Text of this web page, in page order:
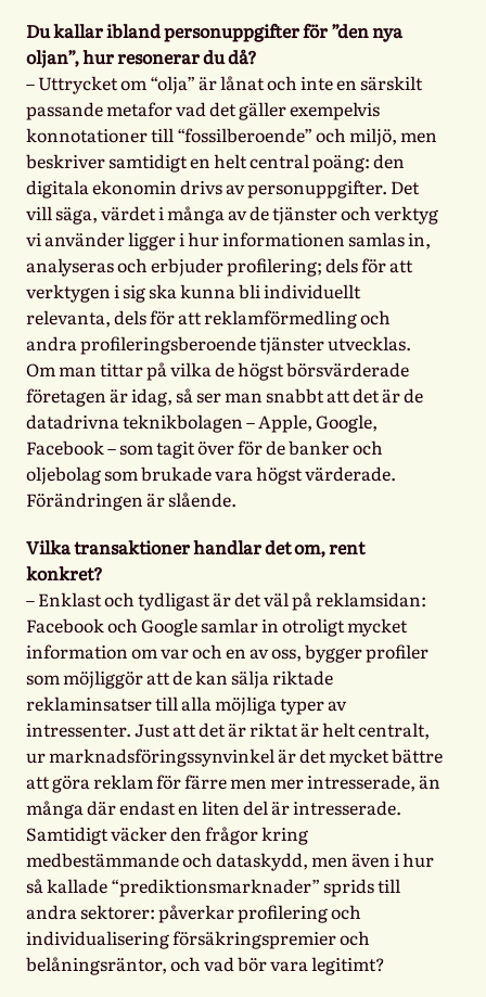
Du kallar ibland personuppgifter för ”den nya
oljan”, hur resonerar du då?
– Uttrycket om “olja” är lånat och inte en särskilt
passande metafor vad det gäller exempelvis
konnotationer till “fossilberoende” och miljö, men
beskriver samtidigt en helt central poäng: den
digitala ekonomin drivs av personuppgifter. Det
vill säga, värdet i många av de tjänster och verktyg
vi använder ligger i hur informationen samlas in,
analyseras och erbjuder profilering; dels för att
verktygen i sig ska kunna bli individuellt
relevanta, dels för att reklamförmedling och
andra profileringsberoende tjänster utvecklas.
Om man tittar på vilka de högst börsvärderade
företagen är idag, så ser man snabbt att det är de
datadrivna teknikbolagen – Apple, Google,
Facebook – som tagit över för de banker och
oljebolag som brukade vara högst värderade.
Förändringen är slående.
Vilka transaktioner handlar det om, rent
konkret?
– Enklast och tydligast är det väl på reklamsidan:
Facebook och Google samlar in otroligt mycket
information om var och en av oss, bygger profiler
som möjliggör att de kan sälja riktade
reklaminsatser till alla möjliga typer av
intressenter. Just att det är riktat är helt centralt,
ur marknadsföringssynvinkel är det mycket bättre
att göra reklam för färre men mer intresserade, än
många där endast en liten del är intresserade.
Samtidigt väcker den frågor kring
medbestämmande och dataskydd, men även i hur
så kallade “prediktionsmarknader” sprids till
andra sektorer: påverkar profilering och
individualisering försäkringspremier och
belåningsräntor, och vad bör vara legitimt?